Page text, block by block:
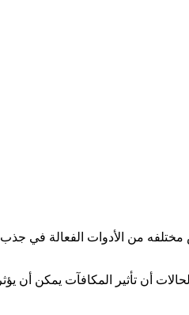
مختلفه من الأدوات الفعالة في
أن تأثير المكافآت يمكن أن